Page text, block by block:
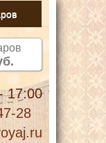
17:00
28